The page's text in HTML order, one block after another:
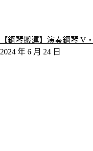
【鋼琴搬運】演奏鋼琴
2024 年 6 月 24 日